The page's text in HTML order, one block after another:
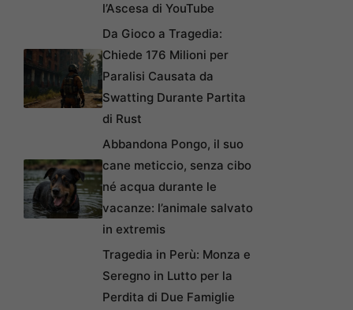
l’Ascesa di YouTube
Da Gioco a Tragedia:
Chiede 176 Milioni per
Paralisi Causata da
Swatting Durante Partita
di Rust
Abbandona Pongo, il suo
cane meticcio, senza cibo
né acqua durante le
vacanze: l’animale salvato
in extremis
Tragedia in Perù: Monza e
Seregno in Lutto per la
Perdita di Due Famiglie